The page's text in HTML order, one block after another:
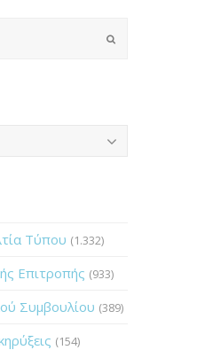
Τύπου (1.332)
Επιτροπής (933)
Συμβουλίου (389)
(154)